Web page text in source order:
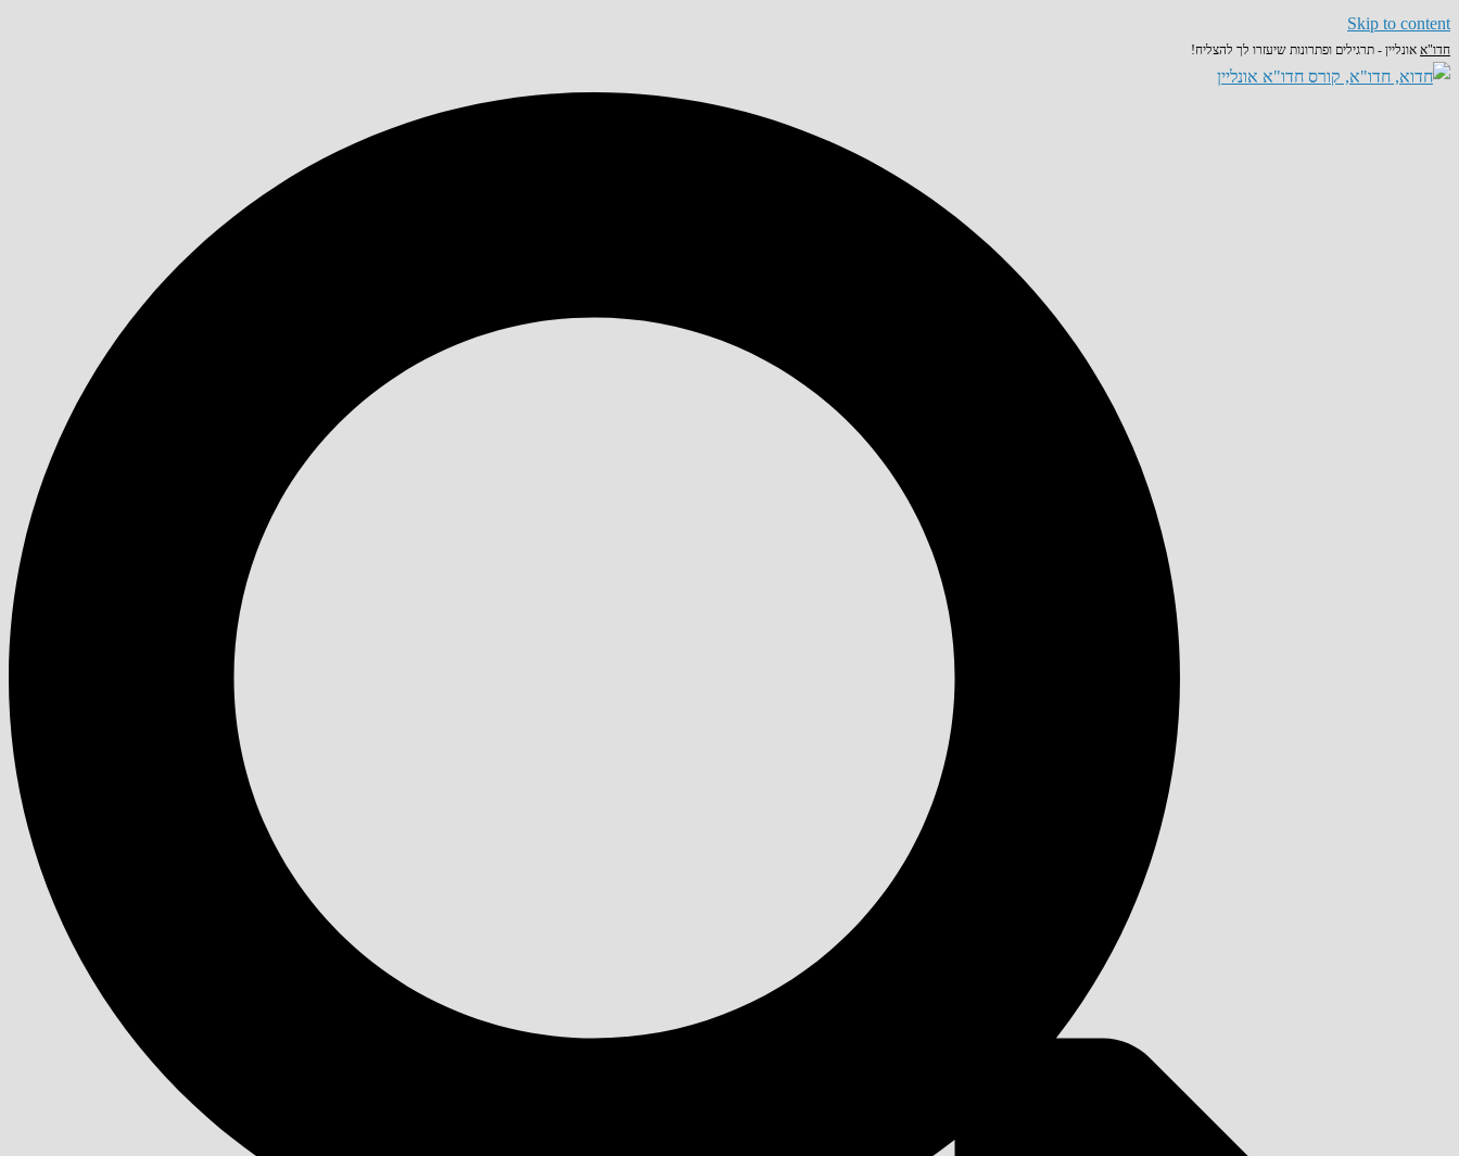
Skip to content
חדו"א אונליין - תרגילים ופתרונות שיעזרו לך להצליח!